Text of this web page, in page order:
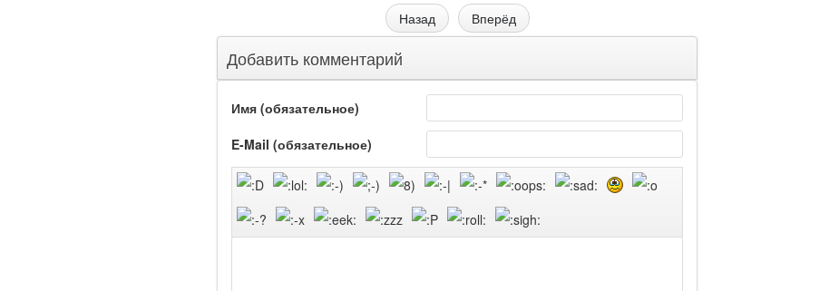
Назад
Вперёд
Добавить комментарий
Имя (обязательное)
E-Mail (обязательное)